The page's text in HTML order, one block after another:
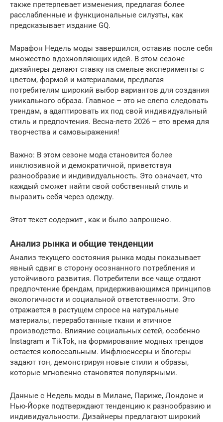
также претерпевает изменения, предлагая более
расслабленные и функциональные силуэты, как
предсказывает издание GQ.
Марафон Недель моды завершился, оставив после себя
множество вдохновляющих идей. В этом сезоне
дизайнеры делают ставку на смелые эксперименты с
цветом, формой и материалами, предлагая
потребителям широкий выбор вариантов для создания
уникального образа. Главное – это не слепо следовать
трендам, а адаптировать их под свой индивидуальный
стиль и предпочтения. Весна-лето 2026 – это время для
творчества и самовыражения!
Важно: В этом сезоне мода становится более
инклюзивной и демократичной, приветствуя
разнообразие и индивидуальность. Это означает, что
каждый сможет найти свой собственный стиль и
выразить себя через одежду.
Этот текст содержит , как и было запрошено.
Анализ рынка и общие тенденции
Анализ текущего состояния рынка моды показывает
явный сдвиг в сторону осознанного потребления и
устойчивого развития. Потребители все чаще отдают
предпочтение брендам, придерживающимся принципов
экологичности и социальной ответственности. Это
отражается в растущем спросе на натуральные
материалы, переработанные ткани и этичное
производство. Влияние социальных сетей, особенно
Instagram и TikTok, на формирование модных трендов
остается колоссальным. Инфлюенсеры и блогеры
задают тон, демонстрируя новые стили и образы,
которые мгновенно становятся популярными.
Данные с Недель моды в Милане, Париже, Лондоне и
Нью-Йорке подтверждают тенденцию к разнообразию и
индивидуальности. Дизайнеры предлагают широкий